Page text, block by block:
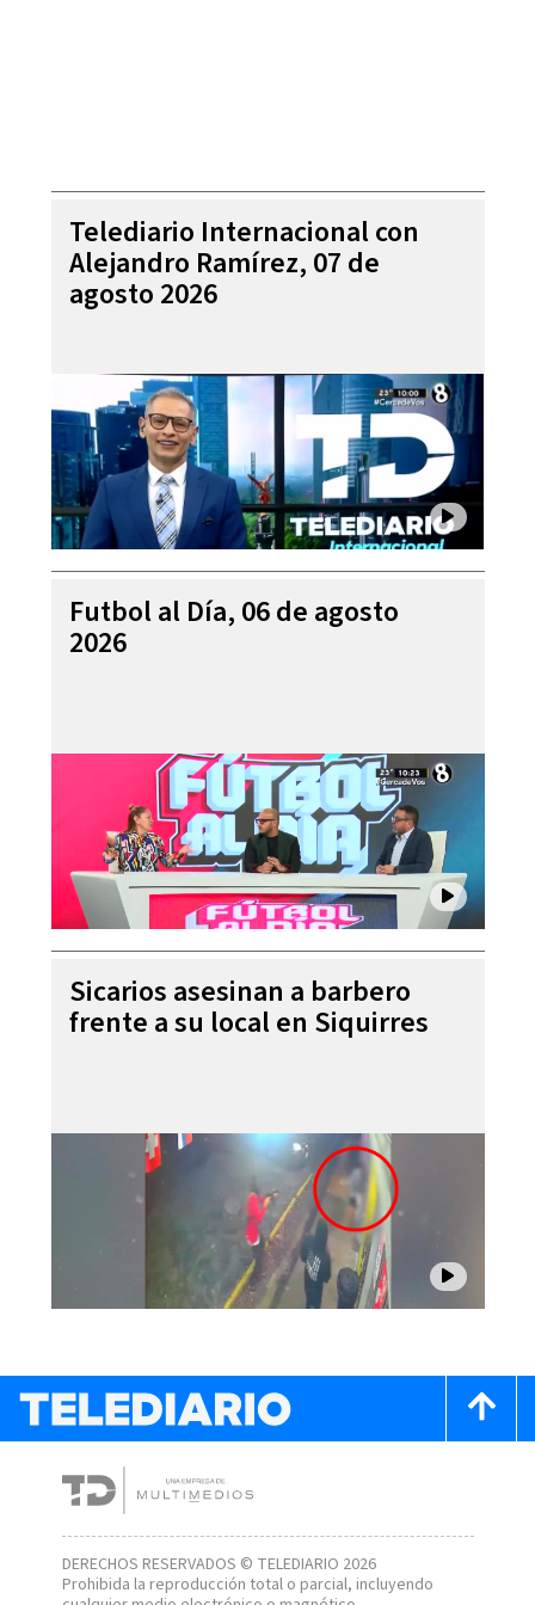
Telediario Internacional con
Alejandro Ramírez, 07 de
agosto 2026
Futbol al Día, 06 de agosto
2026
Sicarios asesinan a barbero
frente a su local en Siquirres
DERECHOS RESERVADOS © TELEDIARIO 2026
Prohibida la reproducción total o parcial, incluyendo